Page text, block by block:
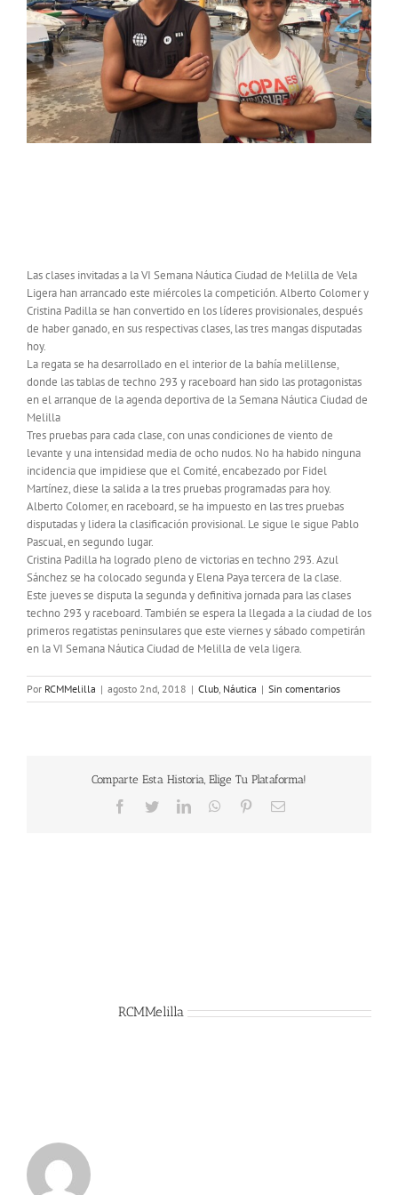
Las clases invitadas a la VI Semana Náutica Ciudad de Melilla de Vela
Ligera han arrancado este miércoles la competición. Alberto Colomer y
Cristina Padilla se han convertido en los líderes provisionales, después
de haber ganado, en sus respectivas clases, las tres mangas disputadas
hoy.
La regata se ha desarrollado en el interior de la bahía melillense,
donde las tablas de techno 293 y raceboard han sido las protagonistas
en el arranque de la agenda deportiva de la Semana Náutica Ciudad de
Melilla
Tres pruebas para cada clase, con unas condiciones de viento de
levante y una intensidad media de ocho nudos. No ha habido ninguna
incidencia que impidiese que el Comité, encabezado por Fidel
Martínez, diese la salida a la tres pruebas programadas para hoy.
Alberto Colomer, en raceboard, se ha impuesto en las tres pruebas
disputadas y lidera la clasificación provisional. Le sigue le sigue Pablo
Pascual, en segundo lugar.
Cristina Padilla ha logrado pleno de victorias en techno 293. Azul
Sánchez se ha colocado segunda y Elena Paya tercera de la clase.
Este jueves se disputa la segunda y definitiva jornada para las clases
techno 293 y raceboard. También se espera la llegada a la ciudad de los
primeros regatistas peninsulares que este viernes y sábado competirán
en la VI Semana Náutica Ciudad de Melilla de vela ligera.
Por RCMMelilla | agosto 2nd, 2018 | Club, Náutica | Sin comentarios
Comparte Esta Historia, Elige Tu Plataforma!
Facebook
TwitterLinkedInWhatsApp
PinterestCorreo
RCMMelilla